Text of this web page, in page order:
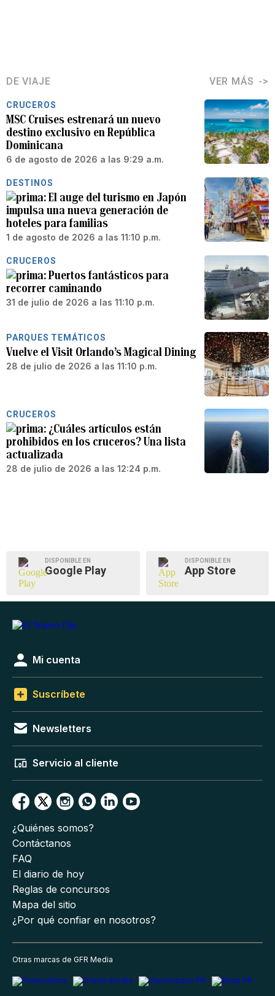
DE VIAJE VER MÁS
CRUCEROS
MSC Cruises estrenará un nuevo
destino exclusivo en República
Dominicana
6 de agosto de 2026 a las 9:29 a.m.
DESTINOS
El auge del turismo en Japón
impulsa una nueva generación de
hoteles para familias
1 de agosto de 2026 a las 11:10 p.m.
CRUCEROS
Puertos fantásticos para
recorrer caminando
31 de julio de 2026 a las 11:10 p.m.
PARQUES TEMÁTICOS
Vuelve el Visit Orlando’s Magical Dining
28 de julio de 2026 a las 11:10 p.m.
CRUCEROS
¿Cuáles artículos están
prohibidos en los cruceros? Una lista
actualizada
28 de julio de 2026 a las 12:24 p.m.
DISPONIBLE EN
Google Play
DISPONIBLE EN
App Store
Mi cuenta
Suscríbete
Newsletters
Servicio al cliente
¿Quiénes somos?
Contáctanos
FAQ
El diario de hoy
Reglas de concursos
Mapa del sitio
¿Por qué confiar en nosotros?
Otras marcas de GFR Media